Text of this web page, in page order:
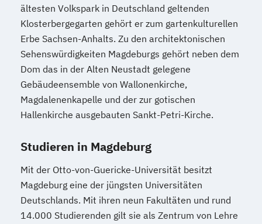
ältesten Volkspark in Deutschland geltenden
Klosterbergegarten gehört er zum gartenkulturellen
Erbe Sachsen-Anhalts. Zu den architektonischen
Sehenswürdigkeiten Magdeburgs gehört neben dem
Dom das in der Alten Neustadt gelegene
Gebäudeensemble von Wallonenkirche,
Magdalenenkapelle und der zur gotischen
Hallenkirche ausgebauten Sankt-Petri-Kirche.
Studieren in Magdeburg
Mit der Otto-von-Guericke-Universität besitzt
Magdeburg eine der jüngsten Universitäten
Deutschlands. Mit ihren neun Fakultäten und rund
14.000 Studierenden gilt sie als Zentrum von Lehre